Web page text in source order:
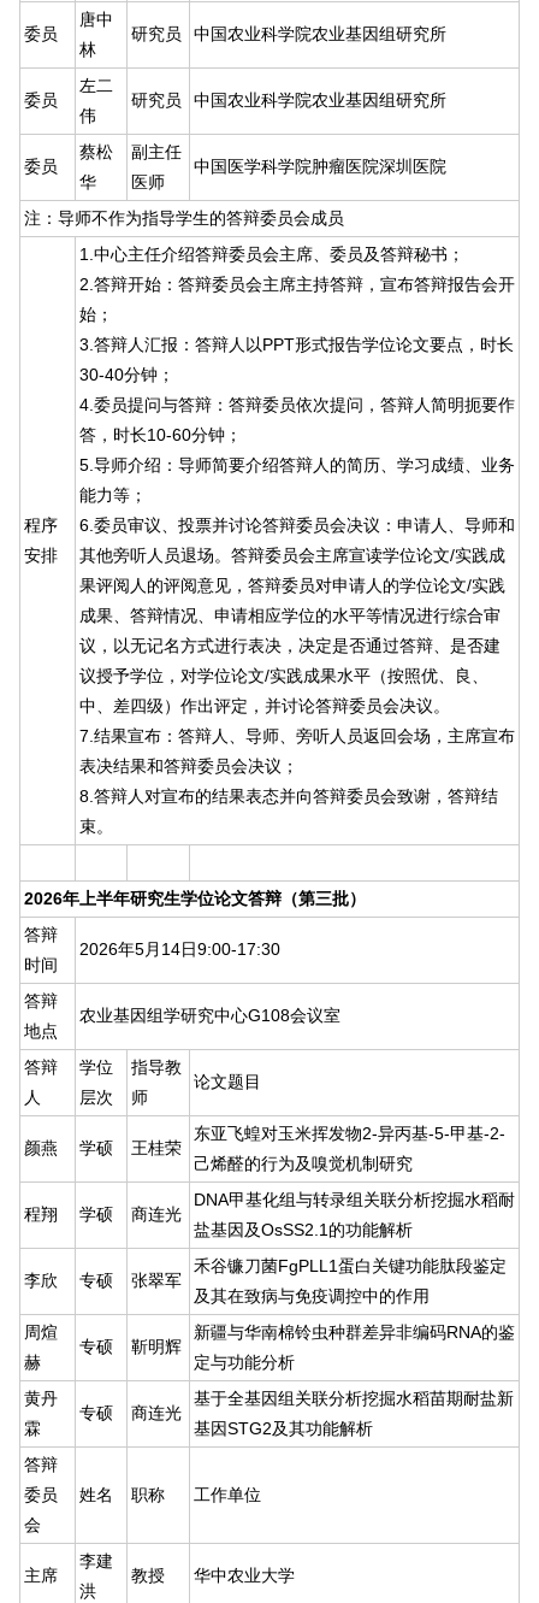
委员
唐中
林
研究员 中国农业科学院农业基因组研究所
委员
左二
伟
研究员 中国农业科学院农业基因组研究所
委员
蔡松
华
副主任
医师
中国医学科学院肿瘤医院深圳医院
注：导师不作为指导学生的答辩委员会成员
程序
安排
1.中心主任介绍答辩委员会主席、委员及答辩秘书；
2.答辩开始：答辩委员会主席主持答辩，宣布答辩报告会开
始；
3.答辩人汇报：答辩人以PPT形式报告学位论文要点，时长
30-40分钟；
4.委员提问与答辩：答辩委员依次提问，答辩人简明扼要作
答，时长10-60分钟；
5.导师介绍：导师简要介绍答辩人的简历、学习成绩、业务
能力等；
6.委员审议、投票并讨论答辩委员会决议：申请人、导师和
其他旁听人员退场。答辩委员会主席宣读学位论文/实践成
果评阅人的评阅意见，答辩委员对申请人的学位论文/实践
成果、答辩情况、申请相应学位的水平等情况进行综合审
议，以无记名方式进行表决，决定是否通过答辩、是否建
议授予学位，对学位论文/实践成果水平（按照优、良、
中、差四级）作出评定，并讨论答辩委员会决议。
7.结果宣布：答辩人、导师、旁听人员返回会场，主席宣布
表决结果和答辩委员会决议；
8.答辩人对宣布的结果表态并向答辩委员会致谢，答辩结
束。
2026年上半年研究生学位论文答辩（第三批）
答辩
时间
2026年5月14日9:00-17:30
答辩
地点
农业基因组学研究中心G108会议室
答辩
人
学位
层次
指导教
师
论文题目
颜燕 学硕 王桂荣
东亚飞蝗对玉米挥发物2-异丙基-5-甲基-2-
己烯醛的行为及嗅觉机制研究
程翔 学硕 商连光
DNA甲基化组与转录组关联分析挖掘水稻耐
盐基因及OsSS2.1的功能解析
李欣 专硕 张翠军
禾谷镰刀菌FgPLL1蛋白关键功能肽段鉴定
及其在致病与免疫调控中的作用
周煊
赫
专硕 靳明辉
新疆与华南棉铃虫种群差异非编码RNA的鉴
定与功能分析
黄丹
霖
专硕 商连光
基于全基因组关联分析挖掘水稻苗期耐盐新
基因STG2及其功能解析
答辩
委员
会
姓名 职称 工作单位
主席
李建
洪
教授 华中农业大学